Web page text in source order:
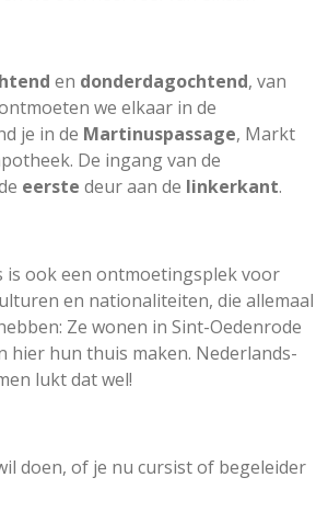
en donderdagochtend, van
we elkaar in de
je in de Martinuspassage, Markt
De ingang van de
eerste deur aan de linkerkant.
is ook een ontmoetingsplek voor
en nationaliteiten, die allemaal
Ze wonen in Sint-Oedenrode
hier hun thuis maken. Nederlands-
lukt dat wel!
doen, of je nu cursist of begeleider